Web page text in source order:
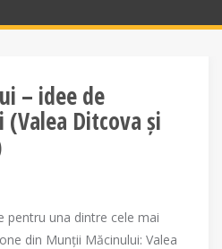
– idee de
(Valea Ditcova și
pentru una dintre cele mai
din Munții Măcinului: Valea